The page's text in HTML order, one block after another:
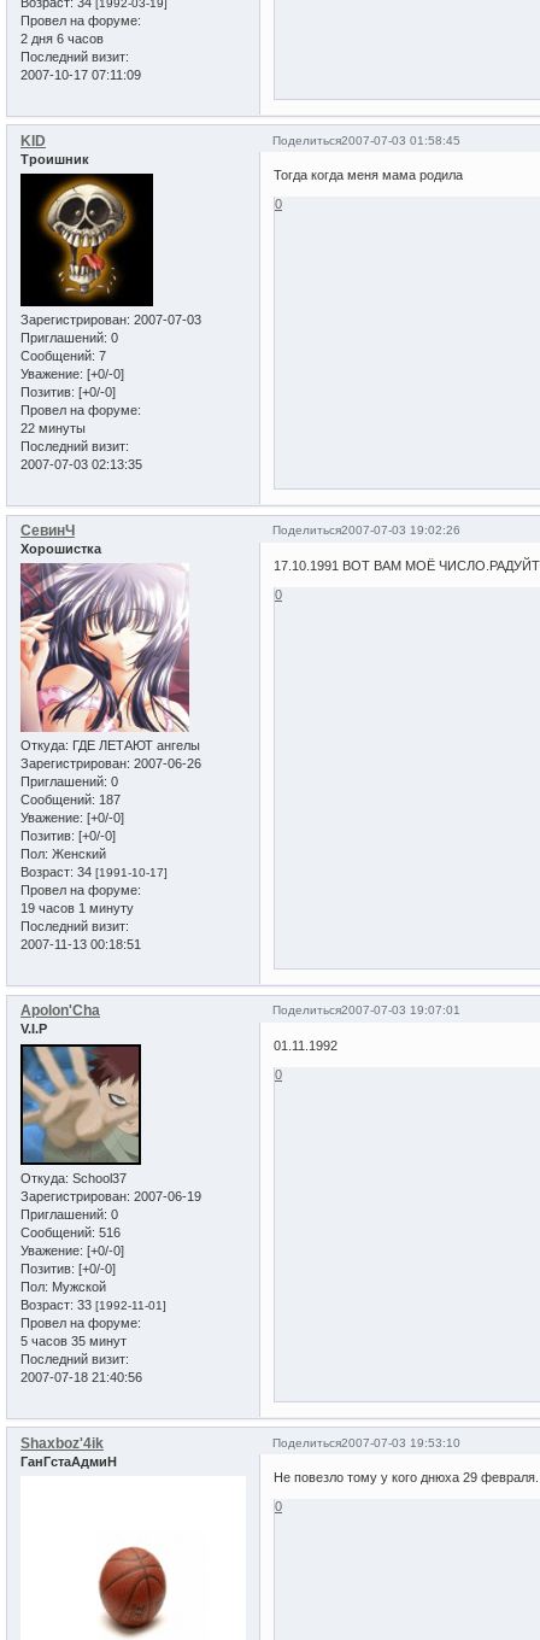
[1992-03-19]
Провел на форуме:
2 дня 6 часов
Последний визит:
2007-10-17 07:11:09
Поделиться2007-07-03 01:58:45
KID
Троишник
Зарегистрирован: 2007-07-03
Приглашений: 0
Сообщений: 7
Уважение: [+0/-0]
Позитив: [+0/-0]
Провел на форуме:
22 минуты
Последний визит:
2007-07-03 02:13:35
Тогда когда меня мама родила
0
Поделиться2007-07-03 19:02:26
СевинЧ
Хорошистка
Откуда: ГДЕ ЛЕТАЮТ ангелы
Зарегистрирован: 2007-06-26
Приглашений: 0
Сообщений: 187
Уважение: [+0/-0]
Позитив: [+0/-0]
Пол: Женский
Возраст: 34 [1991-10-17]
Провел на форуме:
19 часов 1 минуту
Последний визит:
2007-11-13 00:18:51
17.10.1991 ВОТ ВАМ МОЁ
0
Поделиться2007-07-03 19:07:01
Apolon'Cha
V.I.P
Откуда: School37
Зарегистрирован: 2007-06-19
Приглашений: 0
Сообщений: 516
Уважение: [+0/-0]
Позитив: [+0/-0]
Пол: Мужской
Возраст: 33 [1992-11-01]
Провел на форуме:
5 часов 35 минут
Последний визит:
2007-07-18 21:40:56
01.11.1992
0
Поделиться2007-07-03 19:53:10
Shaxboz'4ik
ГанГстаАдмиН
Не повезло тому у кого днюха 29
0